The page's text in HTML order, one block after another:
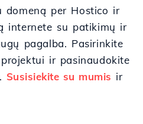
domeną per Hostico ir
internete su patikimų ir
pagalba. Pasirinkite
ir pasinaudokite
Susisiekite su mumis ir